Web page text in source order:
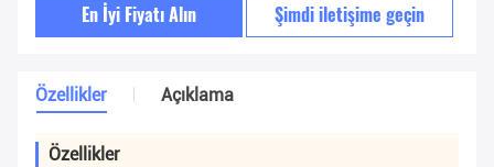
En İyi Fiyatı Alın Şimdi iletişime geçin
Özellikler Açıklama
Özellikler